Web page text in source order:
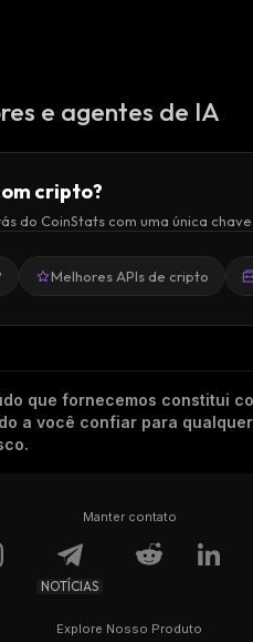
e agentes de IA
cripto?
do CoinStats com uma única chave
Melhores APIs de cripto
que fornecemos constitui
a você confiar para
Manter contato
NOTÍCIAS
Explore Nosso Produto